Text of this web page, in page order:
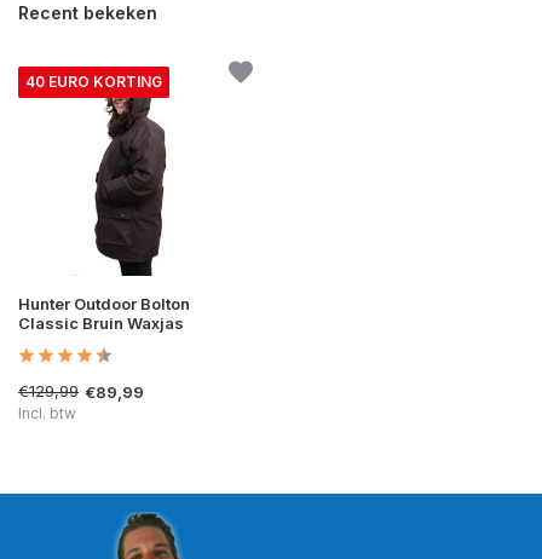
Recent bekeken
40 EURO KORTING
Hunter Outdoor Bolton
Classic Bruin Waxjas
€129,99 €89,99
Incl. btw